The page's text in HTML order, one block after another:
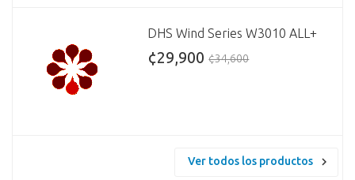
DHS Wind Series W3010 ALL+
¢29,900 ¢34,600
Ver todos los productos